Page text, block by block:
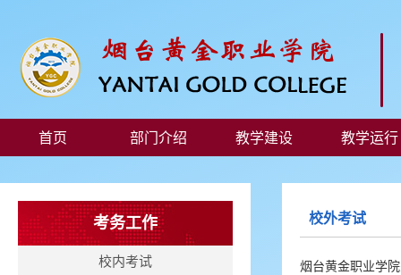
首页 部门介绍 教学建设 教学运行
考务工作
校内考试
校外考试
烟台黄金职业学